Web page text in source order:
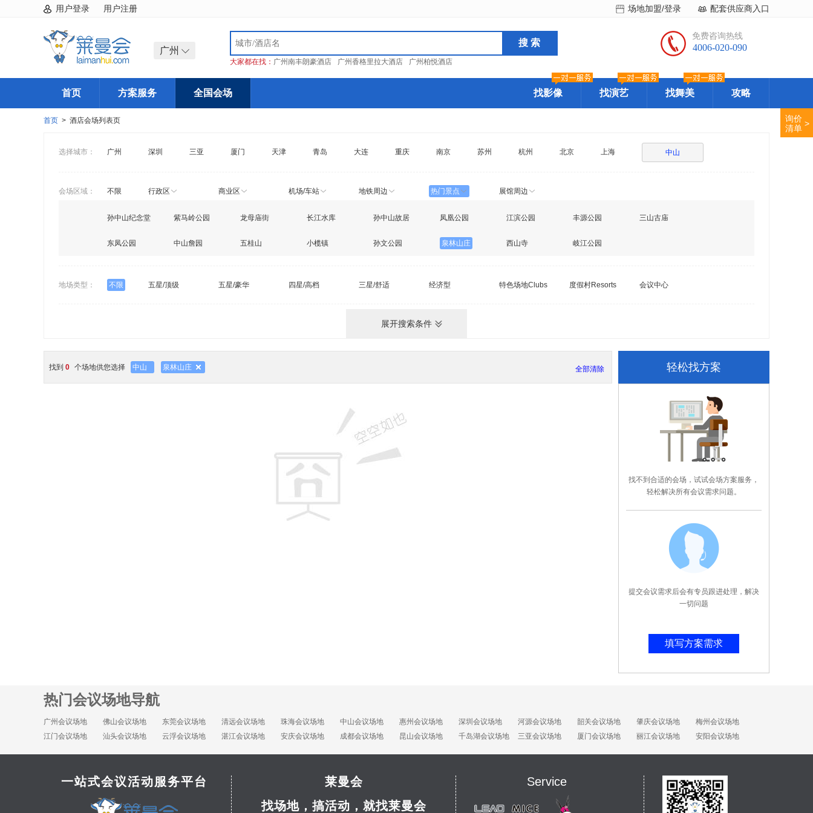
用户登录 用户注册 配套供应商入口
场地加盟/登录
广州
大家都在找： 广州南丰朗豪酒店 广州香格里拉大酒店 广州柏悦酒店
免费咨询热线
4006-020-090
首页 方案服务 全国会场 找影像 找演艺 找舞美 攻略
首页 > 酒店会场列表页
选择城市： 广州 深圳 三亚 厦门 天津 青岛 大连 重庆 南京 苏州 杭州 北京 上海 中山
会场区域： 不限 行政区 商业区 机场/车站 地铁周边 热门景点 展馆周边
孙中山纪念堂 紫马岭公园 龙母庙街 长江水库 孙中山故居 凤凰公园 江滨公园 丰源公园 三山古庙
东凤公园 中山詹园 五桂山 小榄镇 孙文公园 泉林山庄 西山寺 岐江公园
地场类型： 不限 五星/顶级 五星/豪华 四星/高档 三星/舒适 经济型 特色场地Clubs 度假村Resorts 会议中心
展开搜索条件
找到 0 个场地供您选择 中山 泉林山庄 全部清除 轻松找方案
找不到合适的会场，试试会场方案服务，
轻松解决所有会议需求问题。
提交会议需求后会有专员跟进处理，解决
一切问题
填写方案需求
热门会议场地导航
广州会议场地 佛山会议场地 东莞会议场地 清远会议场地 珠海会议场地 中山会议场地 惠州会议场地 深圳会议场地 河源会议场地 韶关会议场地 肇庆会议场地
梅州会议场地
江门会议场地
汕头会议场地 云浮会议场地 湛江会议场地 安庆会议场地 成都会议场地 昆山会议场地 千岛湖会议场地 三亚会议场地 厦门会议场地 丽江会议场地 安阳会议场地
询价
清单 >
一站式会议活动服务平台
莱曼会
找场地，搞活动，就找莱曼会
Service